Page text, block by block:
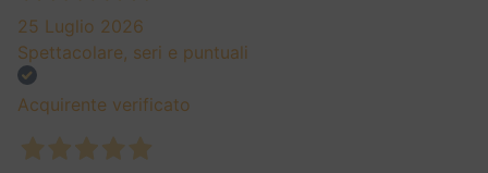
25 Luglio 2026
Spettacolare, seri e puntuali
Acquirente verificato